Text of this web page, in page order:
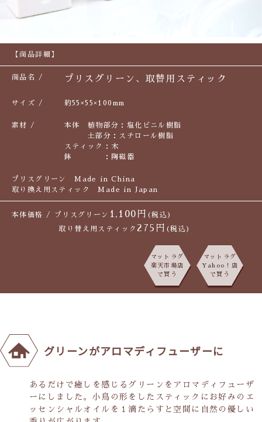
【商品詳細】
商品名 プリスグリーン、取替用スティック
サイズ 約55×55×100mm
素材
本体 植物部分：塩化ビニル樹脂
土部分：スチロール樹脂
スティック：木
鉢 ：陶磁器
プリスグリーン Made in China
取り換え用スティック Made in Japan
本体価格 / プリスグリーン 1,100円 (税込)
取り替え用スティック 275円 (税込)
マットラグ
Yahoo！店
で買う
マットラグ
楽天市場店
で買う
グリーンがアロマディフューザーに
あるだけで癒しを感じるグリーンをアロマディフューザ
ーにしました。小鳥の形をしたスティックにお好みのエ
ッセンシャルオイルを１滴たらすと空間に自然の優しい